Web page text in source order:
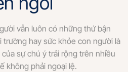
vẫn luôn có những thứ bận
trường hay sức khỏe con người là
sự chú ý trải rộng trên nhiều
không phải ngoại lệ.